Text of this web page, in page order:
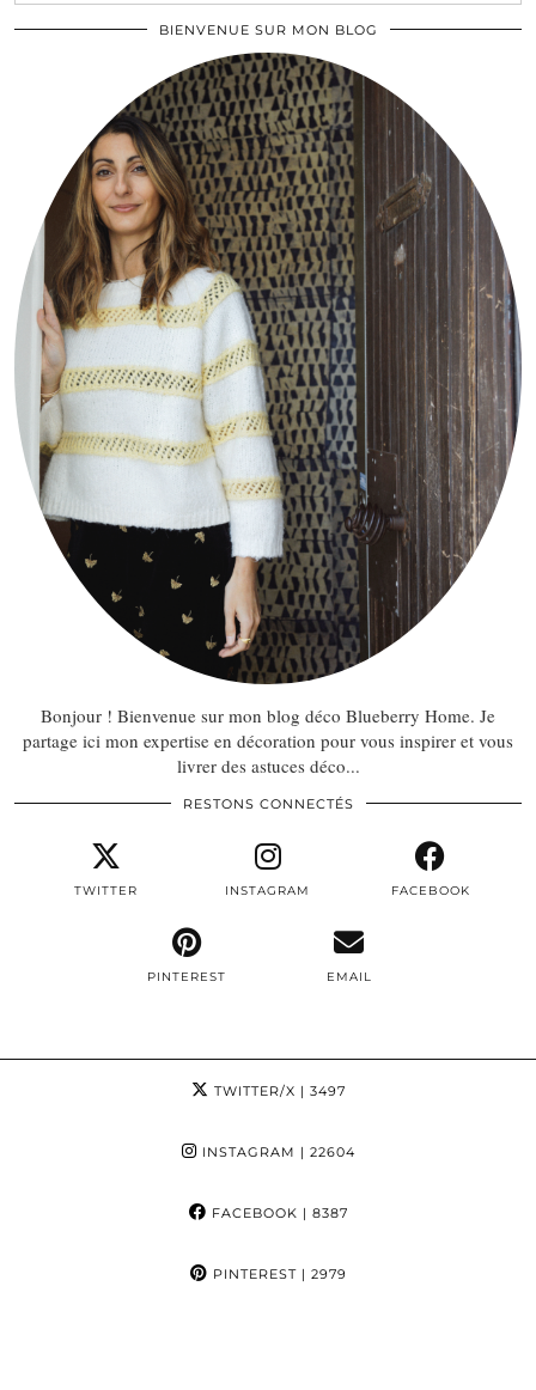
BIENVENUE SUR MON BLOG
Bonjour ! Bienvenue sur mon blog déco Blueberry Home. Je
partage ici mon expertise en décoration pour vous inspirer et vous
livrer des astuces déco...
RESTONS CONNECTÉS
TWITTER INSTAGRAM FACEBOOK
PINTEREST EMAIL
TWITTER/X | 3497
INSTAGRAM | 22604
FACEBOOK | 8387
PINTEREST| 2979